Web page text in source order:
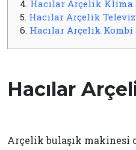
4. Hacılar Arçelik Klima
5. Hacılar Arçelik
6. Hacılar Arçelik Kombi
Hacılar
Arçelik bulaşık makinesi